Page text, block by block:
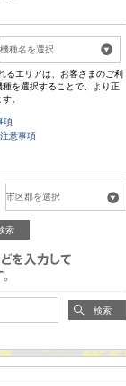
るエリアは、お客さまのご利
を選択することで、より正
。
項
意事項
索
検索